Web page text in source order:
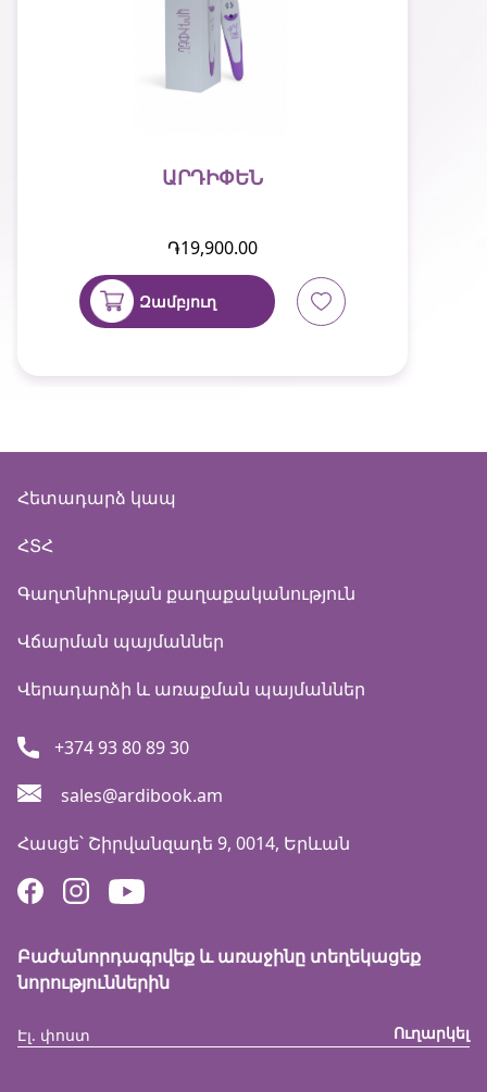
ԱՐԴԻՓԵՆ
֏19,900.00
Զամբյուղ
Հետադարձ կապ
ՀՏՀ
Գաղտնիության քաղաքականություն
Վճարման պայմաններ
Վերադարձի և առաքման պայմաններ
+374 93 80 89 30
sales@ardibook.am
Հասցե՝ Շիրվանզադե 9, 0014, Երևան
Բաժանորդագրվեք և առաջինը տեղեկացեք
նորություններին
Ուղարկել